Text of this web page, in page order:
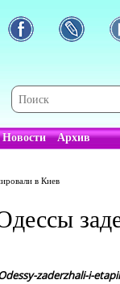
Новости Архив
в Киев
zaderzhali-i-